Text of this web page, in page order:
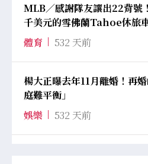
MLB／感謝隊友讓出22背號
千美元的雪佛蘭Tahoe休旅
體育
532 天前
楊大正曝去年11月離婚！再
庭難平衡」
娛樂
532 天前